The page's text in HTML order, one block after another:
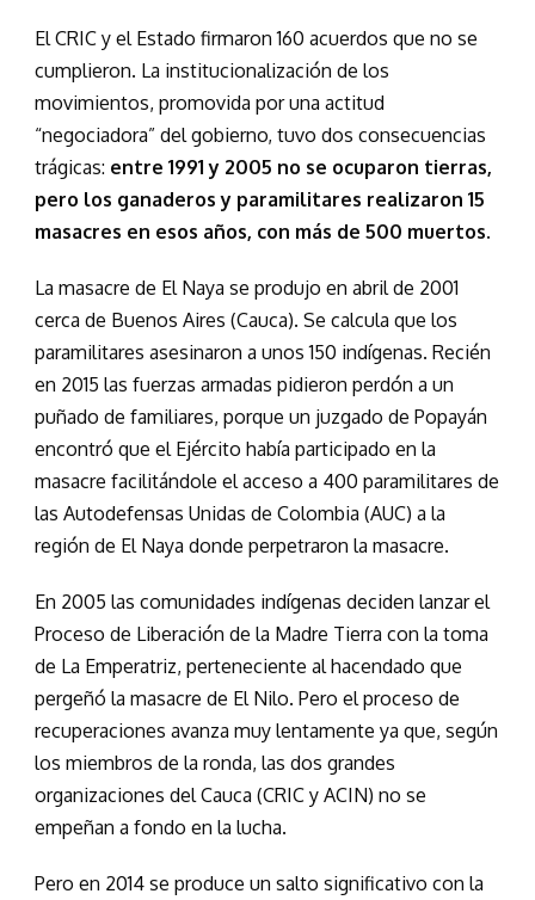
El CRIC y el Estado firmaron 160 acuerdos que no se
cumplieron. La institucionalización de los
movimientos, promovida por una actitud
“negociadora” del gobierno, tuvo dos consecuencias
trágicas: entre 1991 y 2005 no se ocuparon tierras,
pero los ganaderos y paramilitares realizaron 15
masacres en esos años, con más de 500 muertos.
La masacre de El Naya se produjo en abril de 2001
cerca de Buenos Aires (Cauca). Se calcula que los
paramilitares asesinaron a unos 150 indígenas. Recién
en 2015 las fuerzas armadas pidieron perdón a un
puñado de familiares, porque un juzgado de Popayán
encontró que el Ejército había participado en la
masacre facilitándole el acceso a 400 paramilitares de
las Autodefensas Unidas de Colombia (AUC) a la
región de El Naya donde perpetraron la masacre.
En 2005 las comunidades indígenas deciden lanzar el
Proceso de Liberación de la Madre Tierra con la toma
de La Emperatriz, perteneciente al hacendado que
pergeñó la masacre de El Nilo. Pero el proceso de
recuperaciones avanza muy lentamente ya que, según
los miembros de la ronda, las dos grandes
organizaciones del Cauca (CRIC y ACIN) no se
empeñan a fondo en la lucha.
Pero en 2014 se produce un salto significativo con la